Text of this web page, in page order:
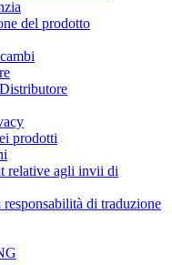
del prodotto
prodotti
relative agli invii di
di traduzione